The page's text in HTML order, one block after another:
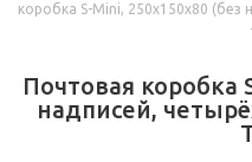
коробка S-Mini, 250х150х80 (без
Почтовая коробка
надписей,